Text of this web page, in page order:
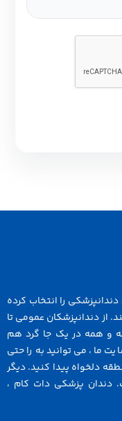
را انتخاب کرده
عمومی تا
همه در یک جا گرد هم
می‌توانید به راحتی
پیدا کنید. دیگر
پزشکی دات کام ،